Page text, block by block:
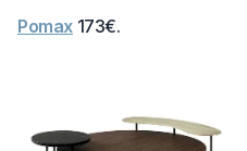
Pomax 173€.